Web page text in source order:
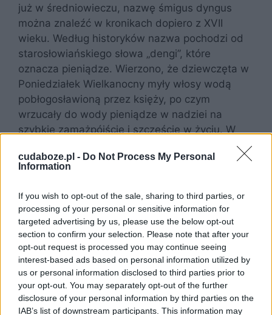
cudaboze.pl - Do Not Process My Personal
Information
If you wish to opt-out of the sale, sharing to third parties, or
processing of your personal or sensitive information for
targeted advertising by us, please use the below opt-out
section to confirm your selection. Please note that after your
opt-out request is processed you may continue seeing
interest-based ads based on personal information utilized by
us or personal information disclosed to third parties prior to
your opt-out. You may separately opt-out of the further
disclosure of your personal information by third parties on the
IAB’s list of downstream participants. This information may
już w średniowieczu, nazwę śmigus dyngus
można znaleźć w kronikach dopiero z XVII
wieku. Według historyków nazwa pochodzi od
starosłowiańskiego słowa „dengi”, które
oznacza pieniądze. Wierzono, że dziewczęta w
Poniedziałek Wielkanocny myły włosy wodą
pobłogosławioną przez księży, po czym
wrzucały do wody pieniądze w nadziei na
szybkie zamążpójście i szczęście w życiu. W
dziewczęta rzucały ziarnami gryki w młodych
musieli dać im prezent lub cukierki jako okup.
Jeśli nie udałoby im się wykupić ziaren
wystarczająco szybko, musieliby znosić
dokuczanie i szyderstwa dziewcząt aż do
przyszłorocznego śmigusa-dyngusa. Zwyczaj
ten pokazuje, że młodzi mężczyźni również
mieli brać udział w tej tradycji, podobnie jak
dziewczęta.